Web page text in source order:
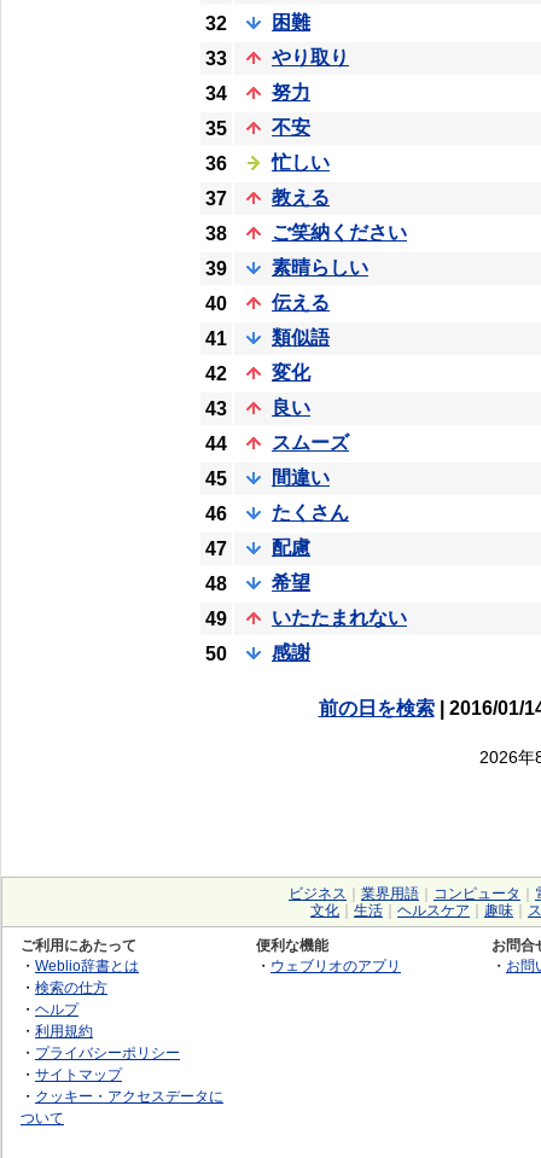
32
困難
33
やり取り
34
努力
35
不安
36
忙しい
37
教える
38
ご笑納ください
39
素晴らしい
40
伝える
41
類似語
42
変化
43
良い
44
スムーズ
45
間違い
46
たくさん
47
配慮
48
希望
49
いたたまれない
50
感謝
前の日を検索| 2016/01/
2026年
ビジネス 業界用語 コンピュータ
文化
生活 ヘルスケア 趣味
ご利用にあたって
・ Weblio辞書とは
・ 検索の仕方
・ ヘルプ
・ 利用規約
・ プライバシーポリシー
・ サイトマップ
・ クッキー・アクセスデータに
ついて
便利な機能
・ ウェブリオのアプリ
お問合
・ お問